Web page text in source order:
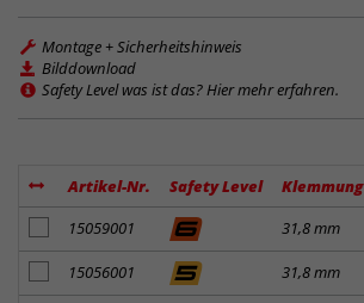
Montage + Sicherheitshinweis
Bilddownload
Safety Level was ist das? Hier mehr erfahren.
Artikel-Nr. Safety Level Klemmung
Artikel zum Merkzettel hinzufügen
15059001 31,8 mm
Artikel zum Merkzettel hinzufügen
15056001 31,8 mm